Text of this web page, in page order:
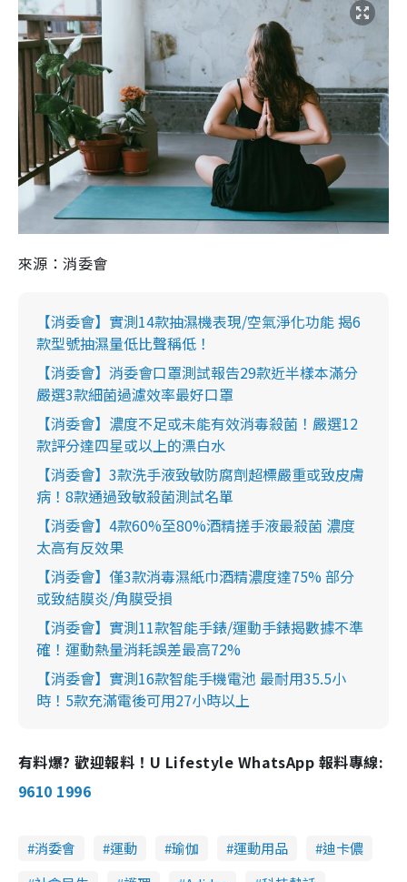
來源：消委會
【消委會】實測14款抽濕機表現/空氣淨化功能 揭6
款型號抽濕量低比聲稱低！
【消委會】消委會口罩測試報告29款近半樣本滿分
嚴選3款細菌過濾效率最好口罩
【消委會】濃度不足或未能有效消毒殺菌！嚴選12
款評分達四星或以上的漂白水
【消委會】3款洗手液致敏防腐劑超標嚴重或致皮膚
病！8款通過致敏殺菌測試名單
【消委會】4款60%至80%酒精搓手液最殺菌 濃度
太高有反效果
【消委會】僅3款消毒濕紙巾酒精濃度達75% 部分
或致結膜炎/角膜受損
【消委會】實測11款智能手錶/運動手錶揭數據不準
確！運動熱量消耗誤差最高72%
【消委會】實測16款智能手機電池 最耐用35.5小
時！5款充滿電後可用27小時以上
有料爆? 歡迎報料！U Lifestyle WhatsApp 報料專線:
9610 1996
消委會 運動 瑜伽 運動用品
迪卡儂